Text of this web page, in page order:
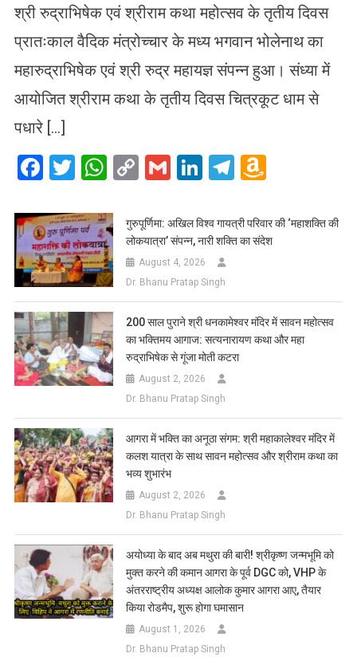
श्री रुद्राभिषेक एवं श्रीराम कथा महोत्सव के तृतीय दिवस
प्रातःकाल वैदिक मंत्रोच्चार के मध्य भगवान भोलेनाथ का
महारुद्राभिषेक एवं श्री रुद्र महायज्ञ संपन्न हुआ। संध्या में
आयोजित श्रीराम कथा के तृतीय दिवस चित्रकूट धाम से
पधारे […]
Facebook
Twitter
WhatsApp
CopyGmailLinkedIn
Telegram
List
गुरुपूर्णिमा: अखिल विश्व गायत्री परिवार की ‘महाशक्ति की
लोकयात्रा’ संपन्न, नारी शक्ति का संदेश
August 4, 2026
Dr. Bhanu Pratap Singh
200 साल पुराने श्री धनकामेश्वर मंदिर में सावन महोत्सव
का भक्तिमय आगाज: सत्यनारायण कथा और महा
रुद्राभिषेक से गूंजा मोती कटरा
August 2, 2026
Dr. Bhanu Pratap Singh
आगरा में भक्ति का अनूठा संगम: श्री महाकालेश्वर मंदिर में
कलश यात्रा के साथ सावन महोत्सव और श्रीराम कथा का
भव्य शुभारंभ
August 2, 2026
Dr. Bhanu Pratap Singh
अयोध्या के बाद अब मथुरा की बारी! श्रीकृष्ण जन्मभूमि को
मुक्त करने की कमान आगरा के पूर्व DGC को, VHP के
अंतरराष्ट्रीय अध्यक्ष आलोक कुमार आगरा आए, तैयार
किया रोडमैप, शुरू होगा घमासान
August 1, 2026
Dr. Bhanu Pratap Singh